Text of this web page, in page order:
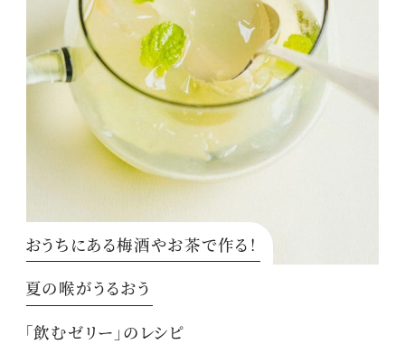
おうちにある梅酒やお茶で作る！
夏の喉がうるおう
「飲むゼリー」のレシピ